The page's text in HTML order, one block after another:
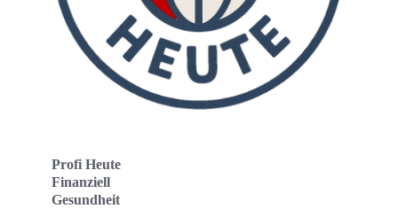
Profi Heute
Finanziell
Gesundheit